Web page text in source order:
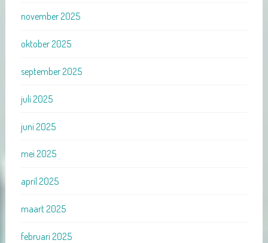
november 2025
oktober 2025
september 2025
juli 2025
juni 2025
mei 2025
april 2025
maart 2025
februari 2025